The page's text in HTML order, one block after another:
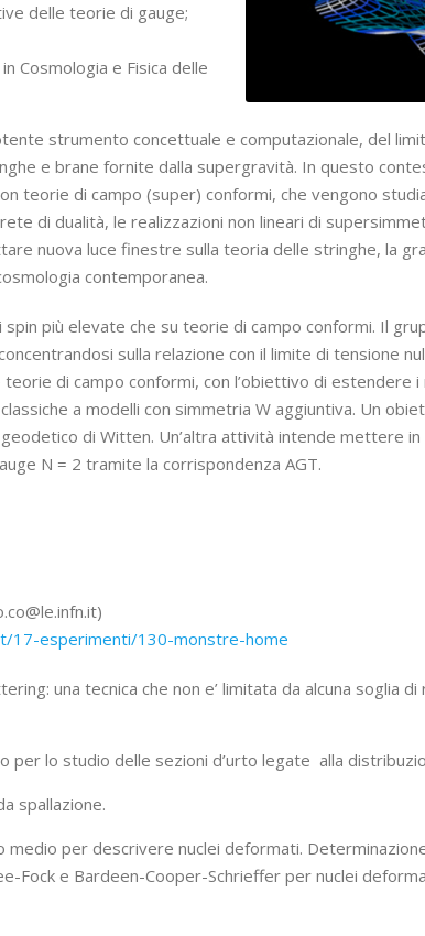
delle teorie di gauge;
Cosmologia e Fisica delle
strumento concettuale e computazionale, del
e brane fornite dalla supergravità. In questo
teorie di campo (super) conformi, che vengono
di dualità, le realizzazioni non lineari di
nuova luce finestre sulla teoria delle stringhe, la
contemporanea.
spin più elevate che su teorie di campo conformi. Il
sulla relazione con il limite di tensione
di campo conformi, con l’obiettivo di estendere
a modelli con simmetria W aggiuntiva. Un
di Witten. Un’altra attività intende mettere
N = 2 tramite la corrispondenza AGT.
17-esperimenti/130-monstre-home
una tecnica che non e’ limitata da alcuna soglia
per lo studio delle sezioni d’urto legate alla
spallazione.
medio per descrivere nuclei deformati.
Fock e Bardeen-Cooper-Schrieffer per nuclei